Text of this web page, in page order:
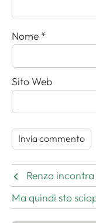
Nome *
Sito Web
Renzo
Ma quindi sto